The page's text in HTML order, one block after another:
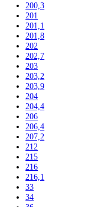
178
178,8
179,3
180
180,8
181,2
181,7
184
184,1
184,4
185
185,2
186
186,1
186,4
188
188,4
190